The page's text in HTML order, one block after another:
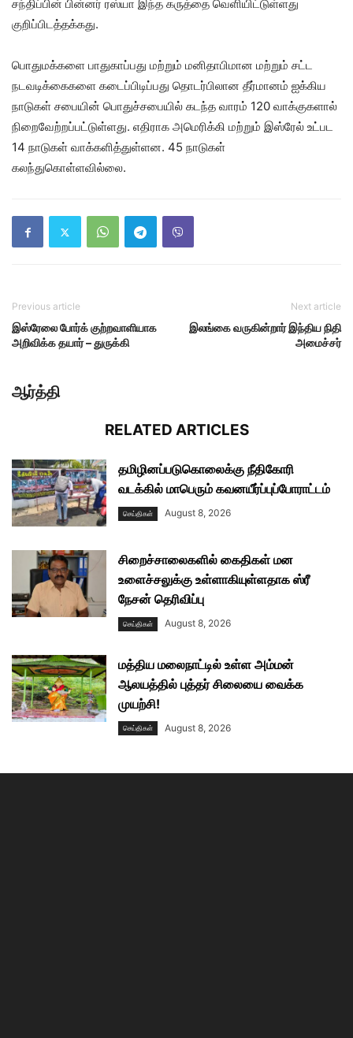
சந்திப்பின் பின்னர் ரஸ்யா இந்த கருத்தை வெளியிட்டுள்ளது
குறிப்பிடத்தக்கது.
பொதுமக்களை பாதுகாப்பது மற்றும் மனிதாபிமான மற்றும் சட்ட
நடவடிக்கைகளை கடைப்பிடிப்பது தொடர்பிலான தீர்மானம் ஐக்கிய
நாடுகள் சபையின் பொதுச்சபையில் கடந்த வாரம் 120 வாக்குகளால்
நிறைவேற்றப்பட்டுள்ளது. எதிராக அமெரிக்கி மற்றும் இஸ்ரேல் உட்பட
14 நாடுகள் வாக்களித்துள்ளன. 45 நாடுகள்
கலந்துகொள்ளவில்லை.
Previous article
இஸ்ரேலை போர்க் குற்றவாளியாக
அறிவிக்க தயார் – துருக்கி
Next article
இலங்கை வருகின்றார் இந்திய நிதி
அமைச்சர்
ஆர்த்தி
RELATED ARTICLES
தமிழினப்படுகொலைக்கு நீதிகோரி
வடக்கில் மாபெரும் கவனயீர்ப்புப்போராட்டம்
செய்திகள் August 8, 2026
சிறைச்சாலைகளில் கைதிகள் மன
உளைச்சலுக்கு உள்ளாகியுள்ளதாக ஸ்ரீ
நேசன் தெரிவிப்பு
செய்திகள் August 8, 2026
மத்திய மலைநாட்டில் உள்ள அம்மன்
ஆலயத்தில் புத்தர் சிலையை வைக்க
முயற்சி!
செய்திகள் August 8, 2026